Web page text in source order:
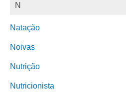
N
Natação
Noivas
Nutrição
Nutricionista